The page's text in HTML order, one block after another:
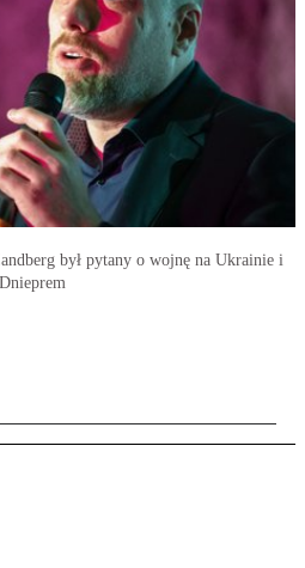
był pytany o wojnę na Ukrainie i